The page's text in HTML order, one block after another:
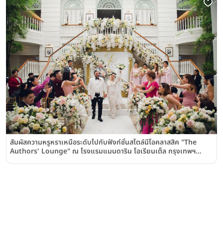
สัมผัสความหรูหราเหนือระดับไปกับฟังก์ชั่นสไตล์นีโอคลาสสิค "The
Authors' Lounge" ณ โรงแรมแมนดาริน โอเรียนเต็ล กรุงเทพฯ